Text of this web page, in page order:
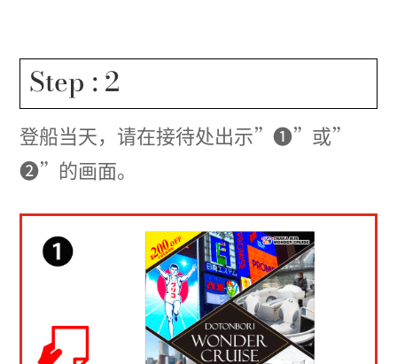
Step : 2
登船当天，请在接待处出示”❶”或”
❷”的画面。